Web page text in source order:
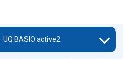
UQ BASIO active2